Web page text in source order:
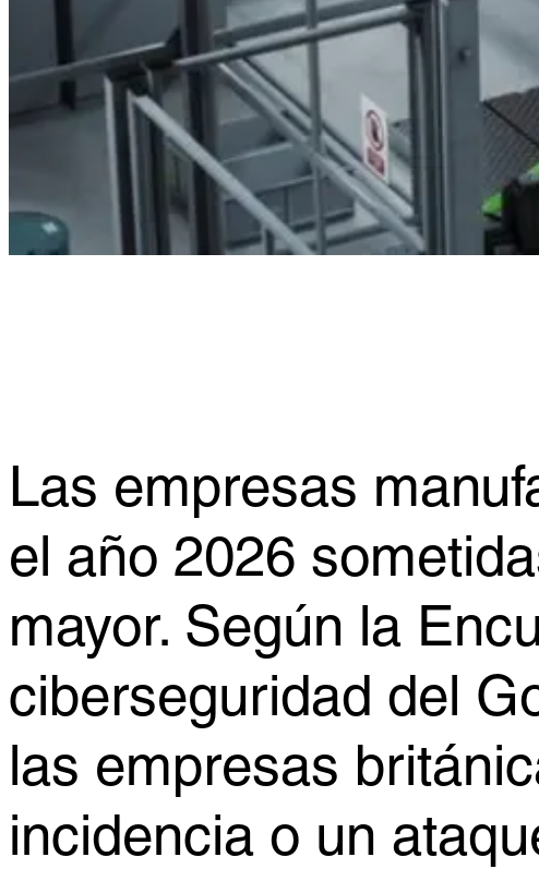
Las empresas
el año 2026
mayor. Según la
ciberseguridad del
las empresas
incidencia o un